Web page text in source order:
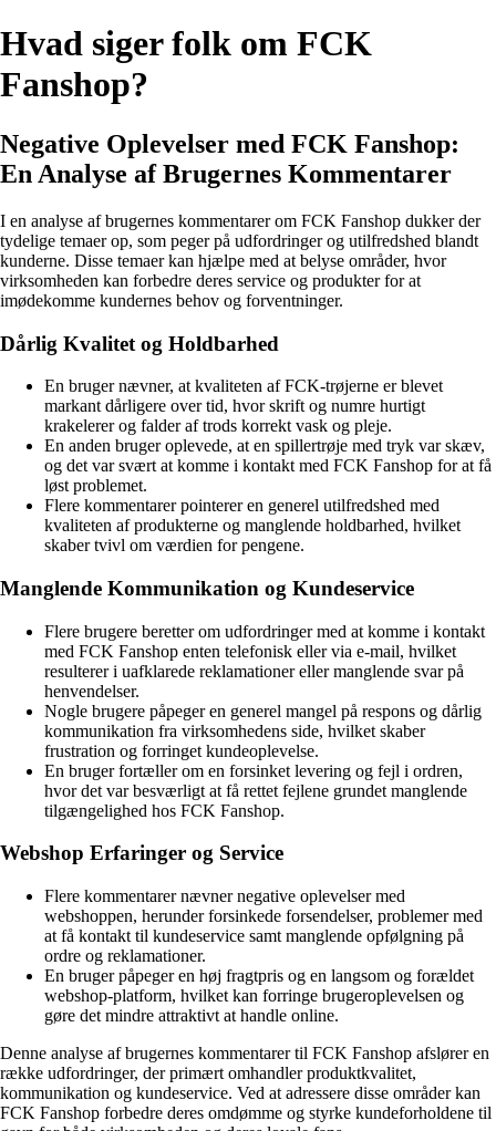
Hvad siger folk om FCK
Fanshop?
Negative Oplevelser med FCK Fanshop:
En Analyse af Brugernes Kommentarer
I en analyse af brugernes kommentarer om FCK Fanshop dukker der
tydelige temaer op, som peger på udfordringer og utilfredshed blandt
kunderne. Disse temaer kan hjælpe med at belyse områder, hvor
virksomheden kan forbedre deres service og produkter for at
imødekomme kundernes behov og forventninger.
Dårlig Kvalitet og Holdbarhed
En bruger nævner, at kvaliteten af FCK-trøjerne er blevet
markant dårligere over tid, hvor skrift og numre hurtigt
krakelerer og falder af trods korrekt vask og pleje.
En anden bruger oplevede, at en spillertrøje med tryk var skæv,
og det var svært at komme i kontakt med FCK Fanshop for at få
løst problemet.
Flere kommentarer pointerer en generel utilfredshed med
kvaliteten af produkterne og manglende holdbarhed, hvilket
skaber tvivl om værdien for pengene.
Manglende Kommunikation og Kundeservice
Flere brugere beretter om udfordringer med at komme i kontakt
med FCK Fanshop enten telefonisk eller via e-mail, hvilket
resulterer i uafklarede reklamationer eller manglende svar på
henvendelser.
Nogle brugere påpeger en generel mangel på respons og dårlig
kommunikation fra virksomhedens side, hvilket skaber
frustration og forringet kundeoplevelse.
En bruger fortæller om en forsinket levering og fejl i ordren,
hvor det var besværligt at få rettet fejlene grundet manglende
tilgængelighed hos FCK Fanshop.
Webshop Erfaringer og Service
Flere kommentarer nævner negative oplevelser med
webshoppen, herunder forsinkede forsendelser, problemer med
at få kontakt til kundeservice samt manglende opfølgning på
ordre og reklamationer.
En bruger påpeger en høj fragtpris og en langsom og forældet
webshop-platform, hvilket kan forringe brugeroplevelsen og
gøre det mindre attraktivt at handle online.
Denne analyse af brugernes kommentarer til FCK Fanshop afslører en
række udfordringer, der primært omhandler produktkvalitet,
kommunikation og kundeservice. Ved at adressere disse områder kan
FCK Fanshop forbedre deres omdømme og styrke kundeforholdene til